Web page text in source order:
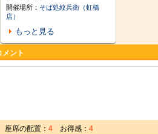
開催場所： そば処紋兵衛（虹橋
店）
もっと見る
ント
席の配置： 4 お得感： 4